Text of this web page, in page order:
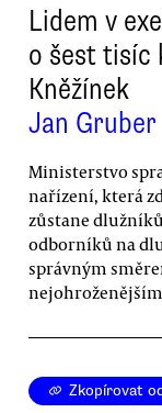
Lidem v
o šest tisíc
Kněžínek
Jan Gruber
Ministerstvo
nařízení, která
zůstane
odborníků na
správným
Zkopírovat